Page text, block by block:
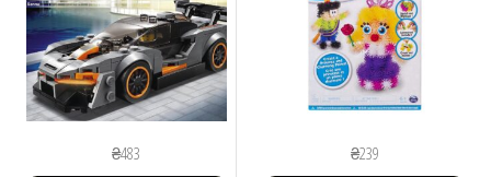
₴483 ₴239